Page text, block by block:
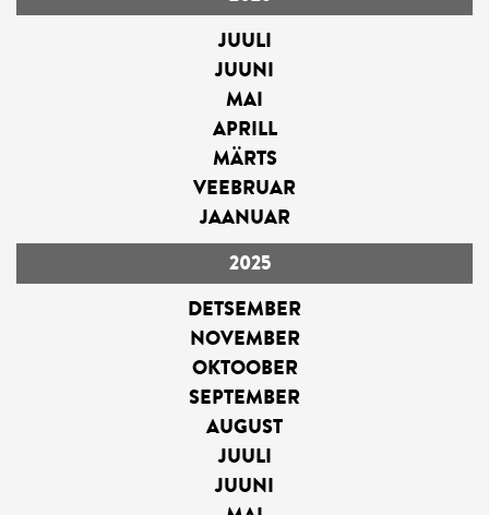
JUULI
JUUNI
MAI
APRILL
MÄRTS
VEEBRUAR
JAANUAR
2025
DETSEMBER
NOVEMBER
OKTOOBER
SEPTEMBER
AUGUST
JUULI
JUUNI